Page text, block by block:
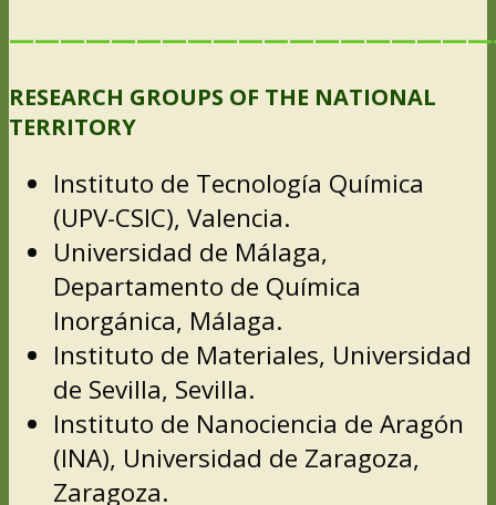
RESEARCH GROUPS OF THE NATIONAL
TERRITORY
Instituto de Tecnología Química
(UPV-CSIC), Valencia.
Universidad de Málaga,
Departamento de Química
Inorgánica, Málaga.
Instituto de Materiales, Universidad
de Sevilla, Sevilla.
Instituto de Nanociencia de Aragón
(INA), Universidad de Zaragoza,
Zaragoza.